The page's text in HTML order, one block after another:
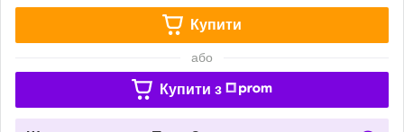
Купити
або
Купити з